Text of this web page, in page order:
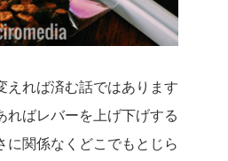
えれば済む話ではあります
ればレバーを上げ下げする
に関係なくどこでもとじら